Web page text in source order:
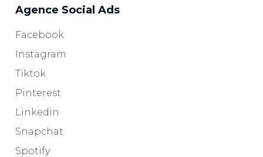
Agence Social Ads
Facebook
Instagram
Tiktok
Pinterest
Linkedin
Snapchat
Spotify